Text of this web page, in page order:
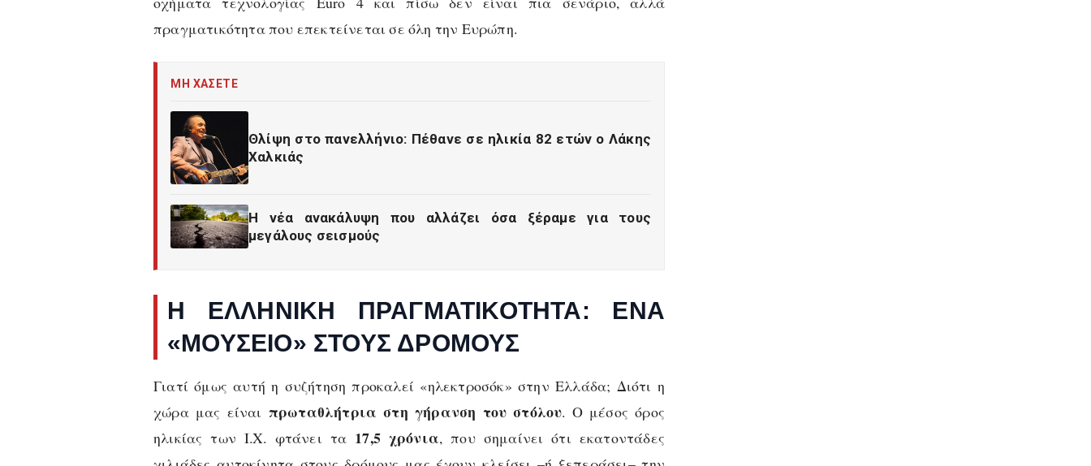
πραγματικότητα που επεκτείνεται σε όλη την Ευρώπη.
ΜΗ ΧΑΣΕΤΕ
Θλίψη στο πανελλήνιο: Πέθανε σε ηλικία 82 ετών ο Λάκης
Χαλκιάς
Η νέα ανακάλυψη που αλλάζει όσα ξέραμε για τους
μεγάλους σεισμούς
Η ΕΛΛΗΝΙΚΉ ΠΡΑΓΜΑΤΙΚΌΤΗΤΑ: ΈΝΑ
«ΜΟΥΣΕΊΟ» ΣΤΟΥΣ ΔΡΌΜΟΥΣ
Γιατί όμως αυτή η συζήτηση προκαλεί «ηλεκτροσόκ» στην Ελλάδα; Διότι η
χώρα μας είναι πρωταθλήτρια στη γήρανση του στόλου. Ο μέσος όρος
ηλικίας των Ι.Χ. φτάνει τα 17,5 χρόνια, που σημαίνει ότι εκατοντάδες